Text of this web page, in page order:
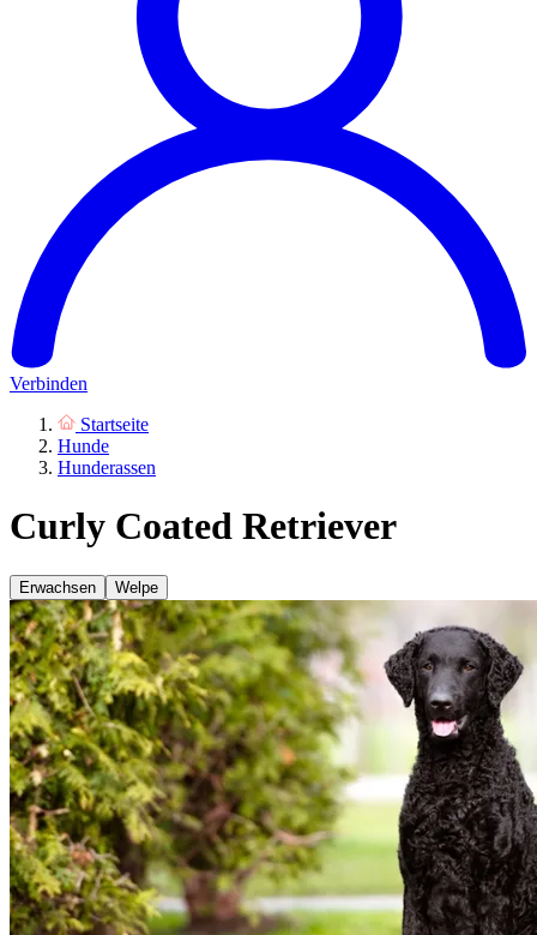
Verbinden
Startseite
Hunde
Hunderassen
Curly Coated Retriever
Erwachsen Welpe